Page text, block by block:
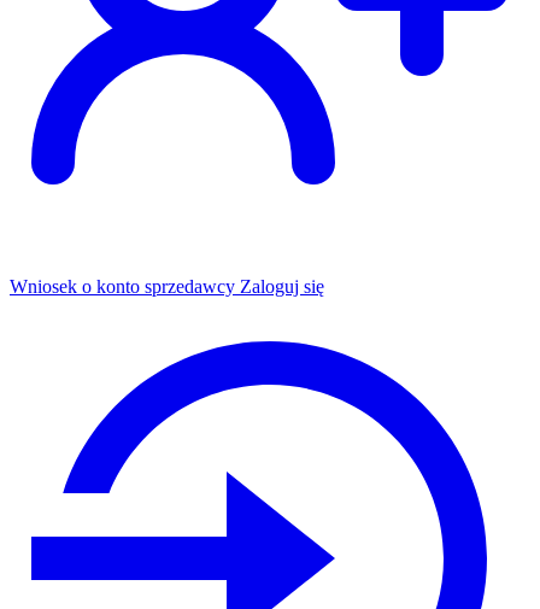
Wniosek o konto sprzedawcy Zaloguj się